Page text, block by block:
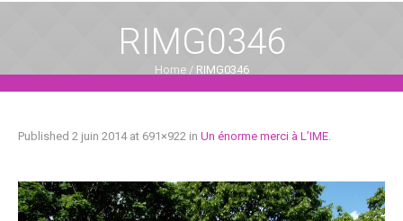
RIMG0346
Home / RIMG0346
Published 2 juin 2014at 691×922 in Un énorme merci à L’IME.